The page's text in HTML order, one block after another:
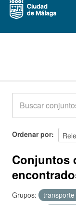
Acerca de
Ordenar por
Conjuntos
Grupos: transporte